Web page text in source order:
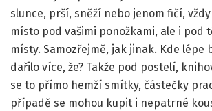
slunce, prší, sněží nebo jenom fičí,
místo pod vašimi ponožkami, ale i pod
místy. Samozřejmě, jak jinak. Kde lépe
dařilo více, že? Takže pod postelí,
se to přímo hemží smítky, částečky
případě se mohou kupit i nepatrné